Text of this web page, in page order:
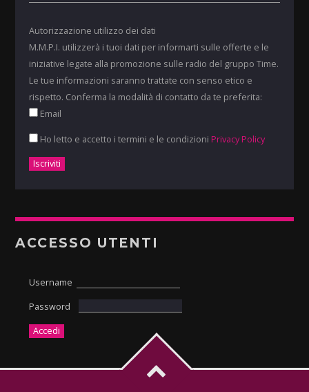
Autorizzazione utilizzo dei dati
M.M.P.I. utilizzerà i tuoi dati per informarti sulle offerte e le
iniziative legate alla promozione sulle radio del gruppo Time.
Le tue informazioni saranno trattate con senso etico e
rispetto. Conferma la modalità di contatto da te preferita:
Email
Ho letto e accetto i termini e le condizioni Privacy Policy
ACCESSO UTENTI
Username
Password